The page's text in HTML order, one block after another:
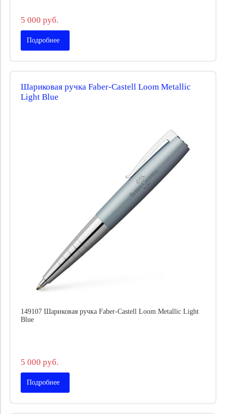
5 000 руб.
Подробнее
Шариковая ручка Faber-Castell Loom Metallic
Light Blue
149107 Шариковая ручка Faber-Castell Loom Metallic Light
Blue
5 000 руб.
Подробнее